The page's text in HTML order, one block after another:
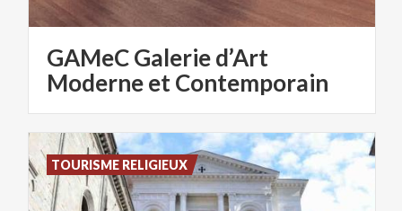
GAMeC Galerie d’Art
Moderne et Contemporain
TOURISME RELIGIEUX